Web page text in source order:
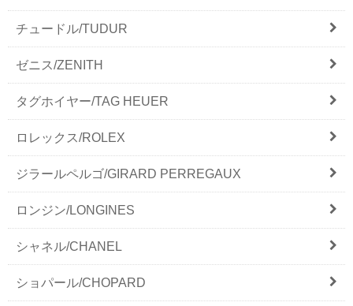
チュードル/TUDUR
ゼニス/ZENITH
タグホイヤー/TAG HEUER
ロレックス/ROLEX
ジラールペルゴ/GIRARD PERREGAUX
ロンジン/LONGINES
シャネル/CHANEL
ショパール/CHOPARD